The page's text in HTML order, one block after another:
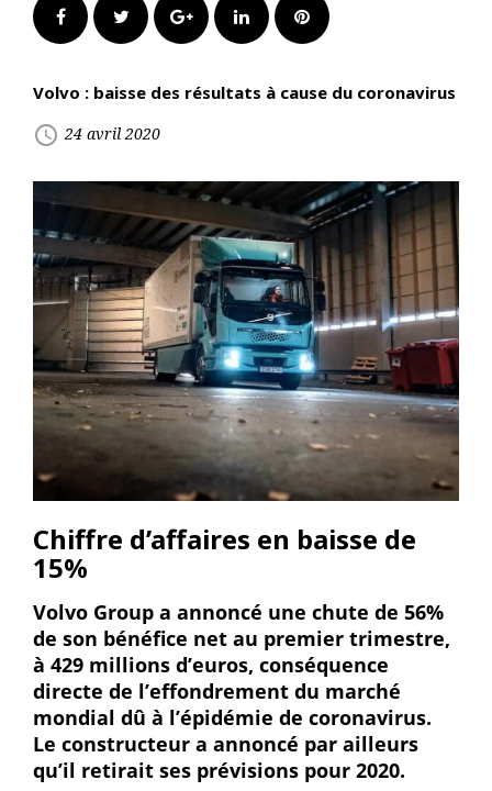
FacebookTwitter Google+LinkedInPinterest
Volvo : baisse des résultats à cause du coronavirus
access_time 24 avril 2020
Chiffre d’affaires en baisse de
15%
Volvo Group a annoncé une chute de 56%
de son bénéfice net au premier trimestre,
à 429 millions d’euros, conséquence
directe de l’effondrement du marché
mondial dû à l’épidémie de coronavirus.
Le constructeur a annoncé par ailleurs
qu’il retirait ses prévisions pour 2020.